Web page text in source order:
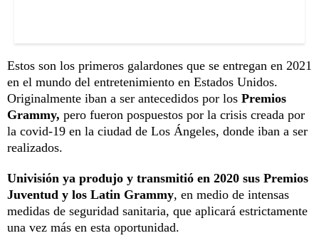
Estos son los primeros galardones que se entregan en 2021
en el mundo del entretenimiento en Estados Unidos.
Originalmente iban a ser antecedidos por los Premios
Grammy, pero fueron pospuestos por la crisis creada por
la covid-19 en la ciudad de Los Ángeles, donde iban a ser
realizados.
Univisión ya produjo y transmitió en 2020 sus Premios
Juventud y los Latin Grammy, en medio de intensas
medidas de seguridad sanitaria, que aplicará estrictamente
una vez más en esta oportunidad.